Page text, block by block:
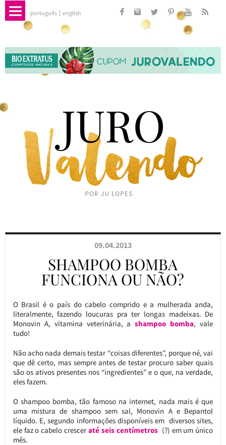
português english
09.04.2013
SHAMPOO BOMBA
FUNCIONA OU NÃO?
O Brasil é o país do cabelo comprido e a mulherada anda,
literalmente, fazendo loucuras pra ter longas madeixas. De
Monovin A, vitamina veterinária, ashampoo bomba, vale
tudo!
Não acho nada demais testar “coisas diferentes”, porque né, vai
que dê certo, mas sempre antes de testar procuro saber quais
são os ativos presentes nos “ingredientes” e o que, na verdade,
eles fazem.
O shampoo bomba, tão famoso na internet, nada mais é que
uma mistura de shampoo sem sal, Monovin A e Bepantol
líquido. E, segundo informações disponíveis em diversos sites,
ele faz o cabelo crescer até seis centímetros(?) em um único
mês.